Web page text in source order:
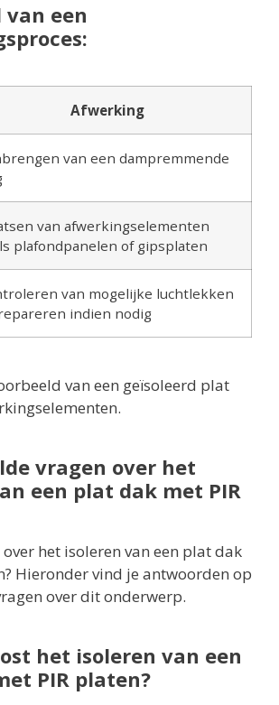
van een
Afwerking
van een dampremmende
van afwerkingselementen
plafondpanelen of gipsplaten
van mogelijke luchtlekken
indien nodig
van een geïsoleerd plat
vragen over het
een plat dak met PIR
het isoleren van een plat dak
Hieronder vind je antwoorden op
over dit onderwerp.
het isoleren van een
PIR platen?